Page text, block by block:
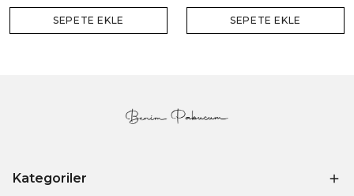
SEPETE EKLE SEPETE EKLE
Kategoriler